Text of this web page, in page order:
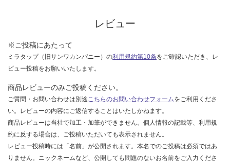
レビュー
※ご投稿にあたって
ミラタップ（旧サンワカンパニー）の利用規約第10条をご確認いただき、レ
ビュー投稿をお願いいたします。
商品レビューのみご投稿ください。
ご質問・お問い合わせは別途こちらのお問い合わせフォームをご利用くださ
い。レビューの内容にご返信することはいたしかねます。
商品レビューは当社で加工・加筆ができません。個人情報の記載等、利用規
約に反する場合は、ご投稿いただいても表示されません。
レビュー投稿時には「名前」が公開されます。本名でのご投稿は必須ではあ
りません。ニックネームなど、公開しても問題のないお名前をご入力くださ